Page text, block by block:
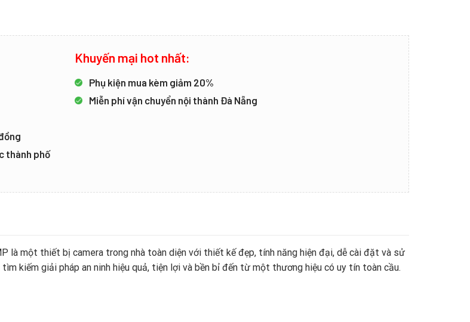
thành phố
Khuyến mại hot nhất:
Phụ kiện mua kèm giảm 20%
Miễn phí vận chuyển nội thành Đà Nẵng
là một thiết bị camera trong nhà toàn diện với thiết kế đẹp, tính năng hiện đại, dễ cài đặt và sử
kiếm giải pháp an ninh hiệu quả, tiện lợi và bền bỉ đến từ một thương hiệu có uy tín toàn cầu.